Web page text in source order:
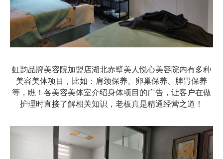
虹韵品牌美容院加盟店湖北赤壁美人悦心美容院内有多种
美容美体项目，比如：肩颈保养、卵巢保养、脾胃保养
等，瞧！各美容美体室介绍身体项目的广告，让客户在做
护理时直接了解相关知识，老板真是精通经营之道！